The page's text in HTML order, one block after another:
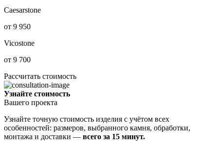
Caesarstone
от 9 950
Vicostone
от 9 700
Рассчитать стоимость
Узнайте стоимость
Вашего проекта
Узнайте точную стоимость изделия с учётом всех
особенностей: размеров, выбранного камня, обработки,
монтажа и доставки — всего за 15 минут.